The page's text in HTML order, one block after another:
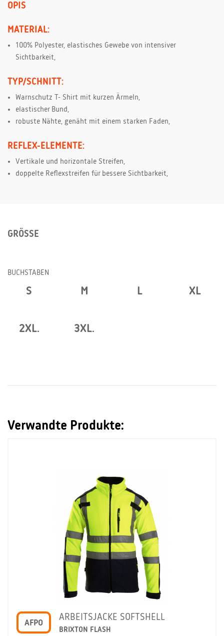
OPIS
MATERIAL:
100% Polyester, elastisches Gewebe von intensiver
Sichtbarkeit,
TYP/SCHNITT:
Warnschutz T- Shirt mit kurzen Ärmeln,
elastischer Bund,
robuste Nähte, genäht mit einem starken Faden,
REFLEX-ELEMENTE:
Vertikale und horizontale Streifen,
doppelte Reflexstreifen für bessere Sichtbarkeit,
GRÖSSE
BUCHSTABEN
S M L XL
2XL. 3XL.
Verwandte Produkte:
AFPO
ARBEITSJACKE SOFTSHELL
BRIXTON FLASH